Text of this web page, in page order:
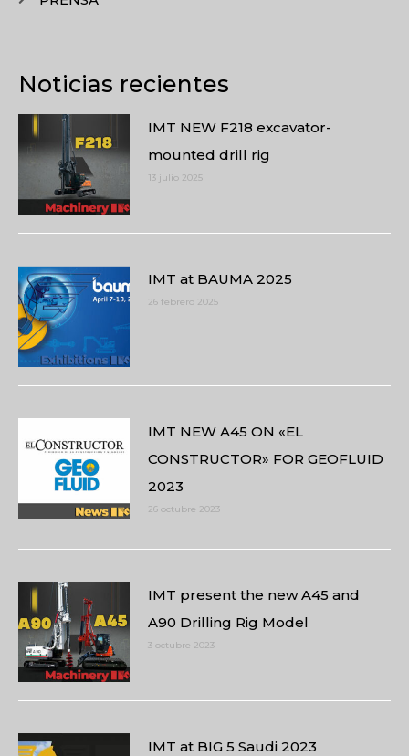
Noticias recientes
IMT NEW F218 excavator-
mounted drill rig
13 julio 2025
IMT at BAUMA 2025
26 febrero 2025
IMT NEW A45 ON «EL
CONSTRUCTOR» FOR GEOFLUID
2023
26 octubre 2023
IMT present the new A45 and
A90 Drilling Rig Model
3 octubre 2023
IMT at BIG 5 Saudi 2023